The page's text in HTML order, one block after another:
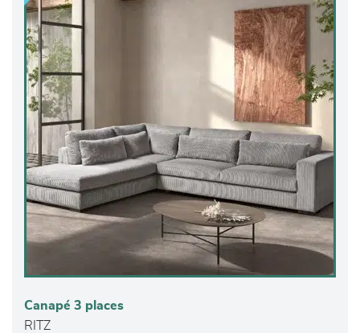
Canapé 3 places
RITZ